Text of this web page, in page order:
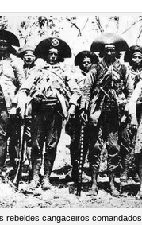
rebeldes cangaceiros